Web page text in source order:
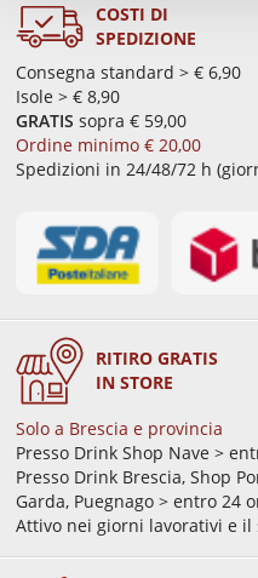
COSTI DI
SPEDIZIONE
Consegna standard > € 6,90
Isole > € 8,90
GRATIS sopra € 59,00
Ordine minimo € 20,00
Spedizioni in 24/48/72 h
RITIRO GRATIS
IN STORE
Solo a Brescia e provincia
Presso Drink Shop Nave >
Presso Drink Brescia, Shop
Garda, Puegnago > entro 24
Attivo nei giorni lavorativi e il